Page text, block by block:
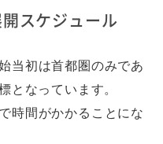
スケジュール
当初は首都圏のみであ
となっています。
時間がかかることにな